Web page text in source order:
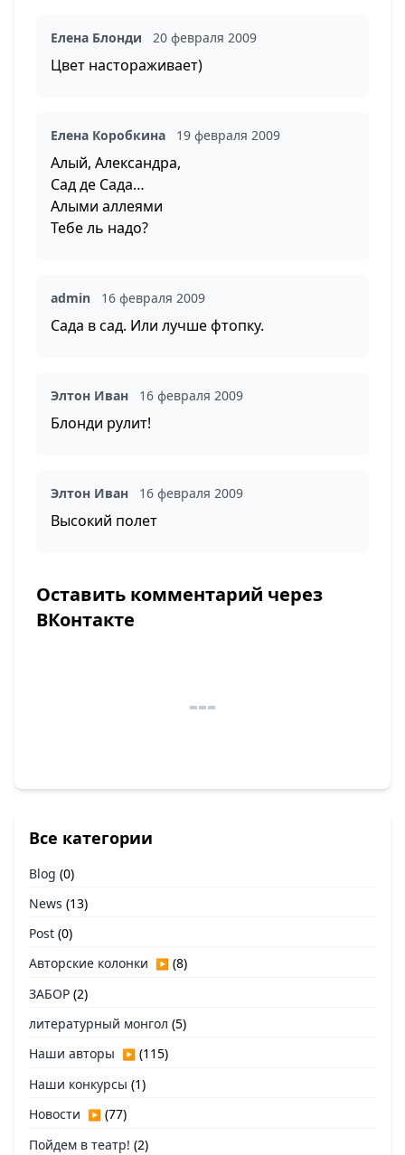
Елена Блонди 20 февраля 2009
Цвет настораживает)
Елена Коробкина 19 февраля 2009
Алый, Александра,
Сад де Сада…
Алыми аллеями
Тебе ль надо?
admin 16 февраля 2009
Сада в сад. Или лучше фтопку.
Элтон Иван 16 февраля 2009
Блонди рулит!
Элтон Иван 16 февраля 2009
Высокий полет
Оставить комментарий через
ВКонтакте
Все категории
Blog (0)
News (13)
Post (0)
Авторские колонки ▶ (8)
ЗАБОР (2)
литературный монгол (5)
Наши авторы ▶ (115)
Наши конкурсы (1)
Новости ▶ (77)
Пойдем в театр! (2)